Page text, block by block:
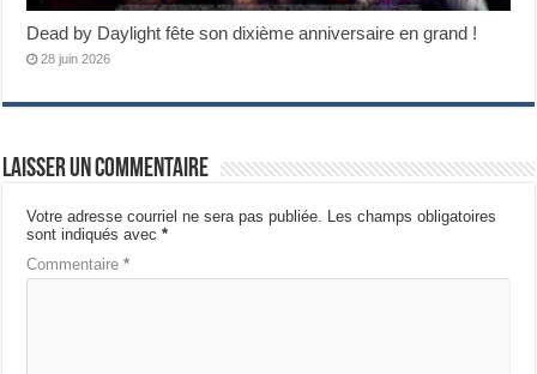
Dead by Daylight fête son dixième anniversaire en grand !
28 juin 2026
Laisser un commentaire
Votre adresse courriel ne sera pas publiée.
Les champs obligatoires
sont indiqués avec*
Commentaire*